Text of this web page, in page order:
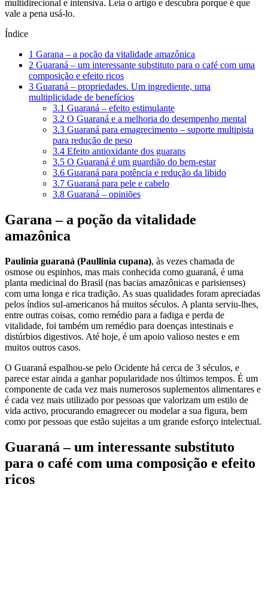
multidirecional e intensiva. Leia o artigo e descubra porque é que
vale a pena usá-lo.
Índice
1 Garana – a poção da vitalidade amazônica
2 Guaraná – um interessante substituto para o café com uma
composição e efeito ricos
3 Guaraná – propriedades. Um ingrediente, uma
multiplicidade de benefícios
3.1 Guaraná – efeito estimulante
3.2 O Guaraná e a melhoria do desempenho mental
3.3 Guaraná para emagrecimento – suporte multipista
para redução de peso
3.4 Efeito antioxidante dos guarans
3.5 O Guaraná é um guardião do bem-estar
3.6 Guaraná para potência e redução da libido
3.7 Guaraná para pele e cabelo
3.8 Guaraná – opiniões
Garana – a poção da vitalidade
amazônica
Paulinia guaraná (Paullinia cupana), às vezes chamada de
osmose ou espinhos, mas mais conhecida como guaraná, é uma
planta medicinal do Brasil (nas bacias amazônicas e parisienses)
com uma longa e rica tradição. As suas qualidades foram apreciadas
pelos índios sul-americanos há muitos séculos. A planta serviu-lhes,
entre outras coisas, como remédio para a fadiga e perda de
vitalidade, foi também um remédio para doenças intestinais e
distúrbios digestivos. Até hoje, é um apoio valioso nestes e em
muitos outros casos.
O Guaraná espalhou-se pelo Ocidente há cerca de 3 séculos, e
parece estar ainda a ganhar popularidade nos últimos tempos. É um
componente de cada vez mais numerosos suplementos alimentares e
é cada vez mais utilizado por pessoas que valorizam um estilo de
vida activo, procurando emagrecer ou modelar a sua figura, bem
como por pessoas que estão sujeitas a um grande esforço intelectual.
Guaraná – um interessante substituto
para o café com uma composição e efeito
ricos